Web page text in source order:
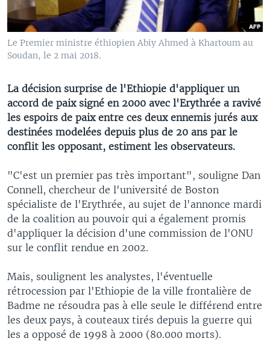
Le Premier ministre éthiopien Abiy Ahmed à Khartoum au
Soudan, le 2 mai 2018.
La décision surprise de l'Ethiopie d'appliquer un
accord de paix signé en 2000 avec l'Erythrée a ravivé
les espoirs de paix entre ces deux ennemis jurés aux
destinées modelées depuis plus de 20 ans par le
conflit les opposant, estiment les observateurs.
"C'est un premier pas très important", souligne Dan
Connell, chercheur de l'université de Boston
spécialiste de l'Erythrée, au sujet de l'annonce mardi
de la coalition au pouvoir qui a également promis
d'appliquer la décision d'une commission de l'ONU
sur le conflit rendue en 2002.
Mais, soulignent les analystes, l'éventuelle
rétrocession par l'Ethiopie de la ville frontalière de
Badme ne résoudra pas à elle seule le différend entre
les deux pays, à couteaux tirés depuis la guerre qui
les a opposé de 1998 à 2000 (80.000 morts).